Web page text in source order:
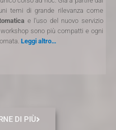
temi di grande rilevanza come
e l’uso del nuovo servizio
workshop sono più compatti e ogni
Leggi altro…
DI PIÙ